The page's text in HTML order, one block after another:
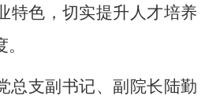
特色，切实提升人才培养
总支副书记、副院长陆勤